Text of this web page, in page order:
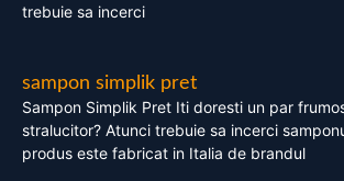
trebuie sa incerci
sampon simplik pret
Sampon Simplik Pret Iti doresti un par
stralucitor? Atunci trebuie sa incerci
produs este fabricat in Italia de brandul